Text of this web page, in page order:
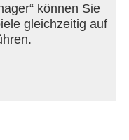
können Sie
gleichzeitig auf